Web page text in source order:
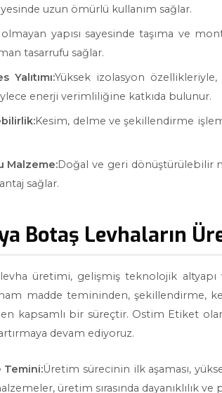
uzun ömürlü kullanım sağlar.
olmayan yapısı sayesinde taşıma ve
tasarrufu sağlar.
Yalıtımı:Yüksek izolasyon
enerji verimliliğine katkıda bulunur.
Kesim, delme ve şekillendirme
Malzeme:Doğal ve geri dönüştürülebilir
sağlar.
Botaş Levhaların
üretimi, gelişmiş teknolojik
madde temininden, şekillendirme,
kapsamlı bir süreçtir. Ostim Etiket
devam ediyoruz.
Temini:Üretim sürecinin ilk aşaması,
üretim sırasında dayanıklılık